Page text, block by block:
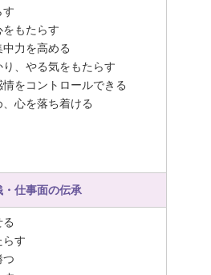
す
もたらす
力を高める
、やる気をもたらす
をコントロールできる
心を落ち着ける
・仕事面の伝承
らす
つ